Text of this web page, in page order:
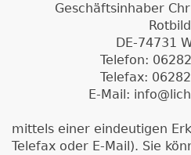
Geschäftsinhaber
DE-74731
Telefon:
Telefax:
E-Mail:
mittels einer eindeutigen
Telefax oder E-Mail). Sie